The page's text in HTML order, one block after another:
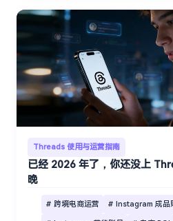
Threads 使用与运营指南
已经 2026 年了，你还没上
晚
# 跨境电商运营 # Instagram 成品